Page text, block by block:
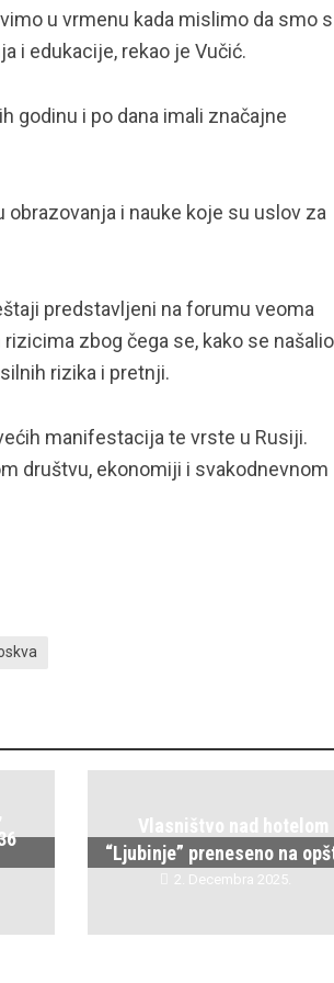
u vrmenu kada mislimo da smo
edukacije, rekao je Vučić.
godinu i po dana imali značajne
obrazovanja i nauke koje su uslov za
predstavljeni na forumu veoma
zbog čega se, kako se
rizika i pretnji.
manifestacija te vrste u Rusiji.
društvu, ekonomiji i svakodnevnom
Vlasništvo nad hotelom
“Ljubinje” preneseno na
2. Decembra 2025.